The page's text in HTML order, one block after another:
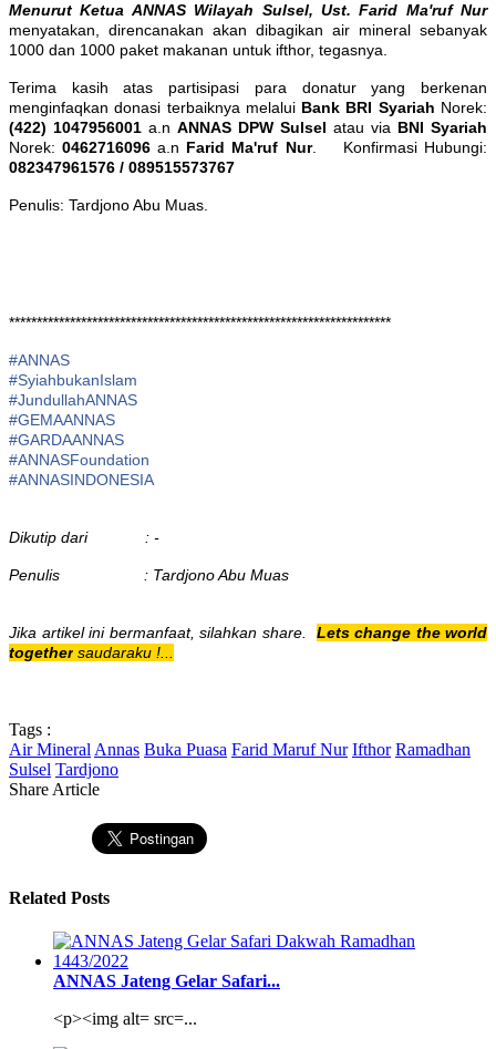
Menurut Ketua ANNAS Wilayah Sulsel, Ust. Farid Ma'ruf Nur
menyatakan, direncanakan akan dibagikan air mineral sebanyak
1000 dan 1000 paket makanan untuk ifthor, tegasnya.
Terima kasih atas partisipasi para donatur yang berkenan
menginfaqkan donasi terbaiknya melalui Bank BRI Syariah Norek:
(422) 1047956001 a.n ANNAS DPW Sulsel atau via BNI Syariah
Norek:0462716096a.n Farid Ma'ruf Nur. Konfirmasi Hubungi:
082347961576 / 089515573767
Penulis: Tardjono Abu Muas.
*********************************************************************
#ANNAS
#SyiahbukanIslam
#JundullahANNAS
#GEMAANNAS
#GARDAANNAS
#ANNASFoundation
#ANNASINDONESIA
Dikutip dari : -
Penulis : Tardjono Abu Muas
Jika artikel ini bermanfaat, silahkan share. Lets change the world
together saudaraku !...
Tags :
Air Mineral Annas Buka Puasa Farid Maruf Nur Ifthor Ramadhan
Sulsel Tardjono
Share Article
Related Posts
ANNAS Jateng Gelar Safari...
<p><img alt= src=...